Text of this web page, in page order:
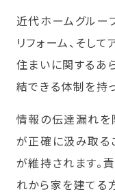
近代ホームグルー
リフォーム、そし
住まいに関するあ
結できる体制を持
情報の伝達漏れを
が正確に汲み取る
が維持されます。
れから家を建てる